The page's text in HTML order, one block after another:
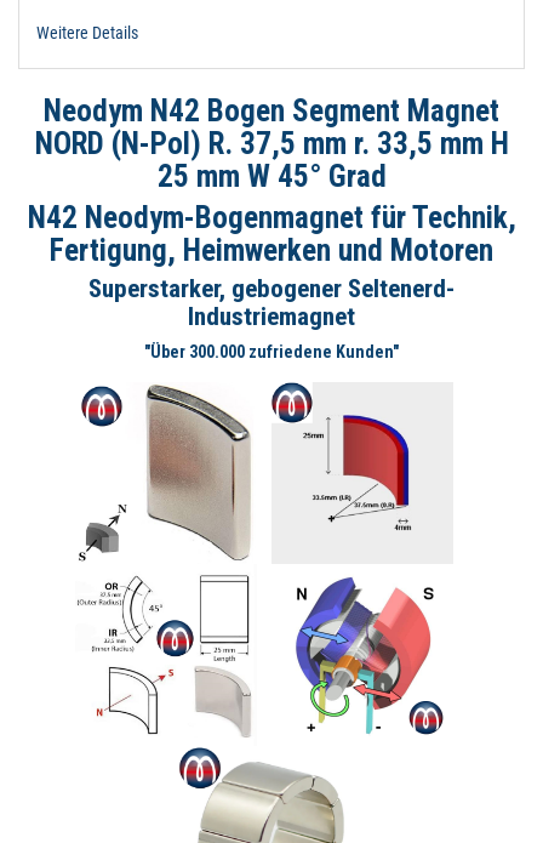
Weitere Details
Neodym N42 Bogen Segment Magnet
NORD (N-Pol) R. 37,5 mm r. 33,5 mm H
25 mm W 45° Grad
N42 Neodym-Bogenmagnet für Technik,
Fertigung, Heimwerken und Motoren
Superstarker, gebogener Seltenerd-
Industriemagnet
"Über 300.000 zufriedene Kunden"